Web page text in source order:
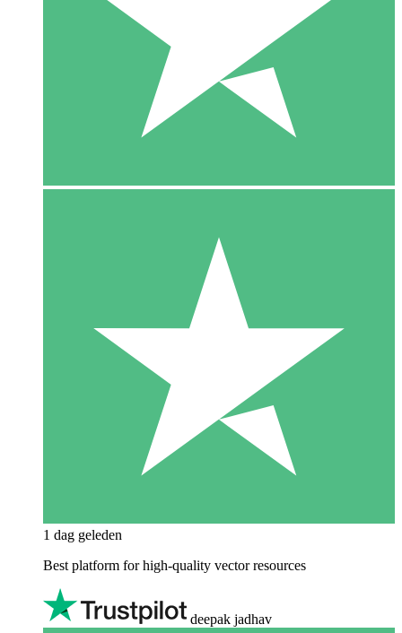
1 dag geleden
Best platform for high-quality vector resources
deepak jadhav